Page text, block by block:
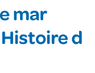
mar
d